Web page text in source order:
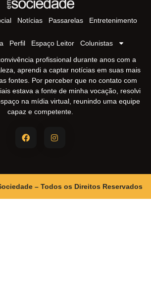
Notícias Passarelas Entretenimento
Perfil Espaço Leitor Colunistas
profissional durante anos com a
aprendi a captar notícias em suas mais
fontes. Por perceber que no contato com
estava a fonte de minha vocação, resolvi
na mídia virtual, reunindo uma equipe
capaz e competente.
– Todos os Direitos Reservados